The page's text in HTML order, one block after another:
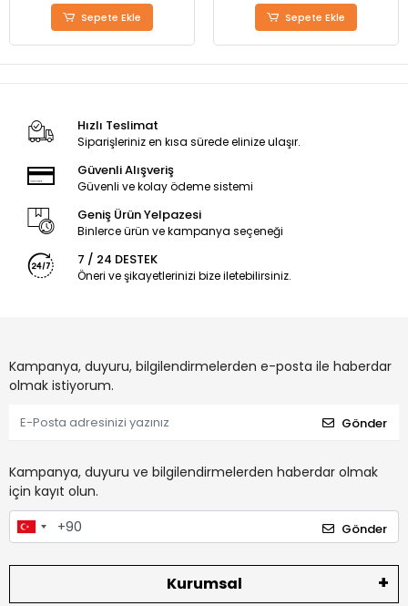
Sepete Ekle Sepete Ekle
Hızlı Teslimat
Siparişleriniz en kısa sürede elinize ulaşır.
Güvenli Alışveriş
Güvenli ve kolay ödeme sistemi
Geniş Ürün Yelpazesi
Binlerce ürün ve kampanya seçeneği
7 / 24 DESTEK
Öneri ve şikayetlerinizi bize iletebilirsiniz.
Kampanya, duyuru, bilgilendirmelerden e-posta ile haberdar
olmak istiyorum.
Gönder
Kampanya, duyuru ve bilgilendirmelerden haberdar olmak
için kayıt olun.
Gönder
Kurumsal